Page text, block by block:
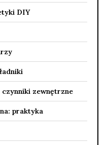
DIY
czynniki zewnętrzne
praktyka